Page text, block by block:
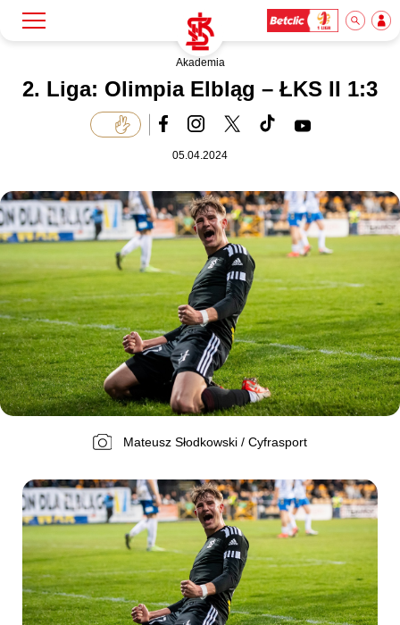
Klub
Bilety
Akademia
Biznes
Dla mediów
Akademia
2. Liga: Olimpia Elbląg – ŁKS II 1:3
05.04.2024
Mateusz Słodkowski / Cyfrasport